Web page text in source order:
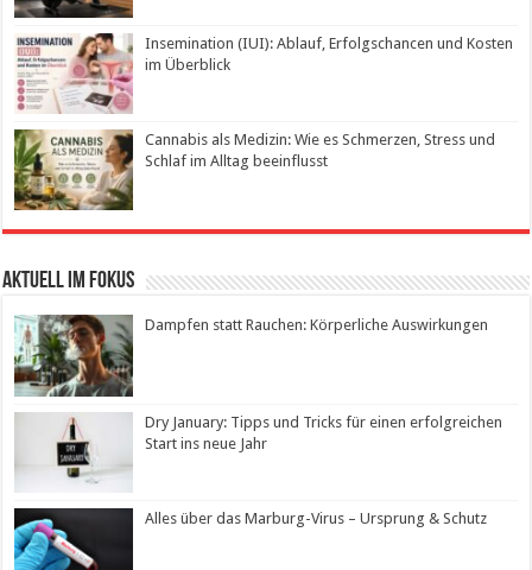
Insemination (IUI): Ablauf, Erfolgschancen und Kosten
im Überblick
Cannabis als Medizin: Wie es Schmerzen, Stress und
Schlaf im Alltag beeinflusst
Aktuell im Fokus
Dampfen statt Rauchen: Körperliche Auswirkungen
Dry January: Tipps und Tricks für einen erfolgreichen
Start ins neue Jahr
Alles über das Marburg-Virus – Ursprung & Schutz